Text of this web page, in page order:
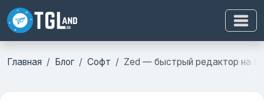
Главная Блог Софт Zed — быстрый редактор на